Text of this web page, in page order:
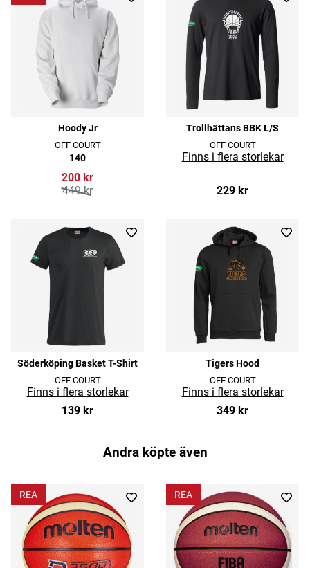
Hoody Jr
OFF COURT
140
200 kr
449 kr
Trollhättans BBK L/S
OFF COURT
229 kr
Söderköping Basket T-Shirt
OFF COURT
139 kr
Tigers Hood
OFF COURT
349 kr
Andra köpte även
REA REA